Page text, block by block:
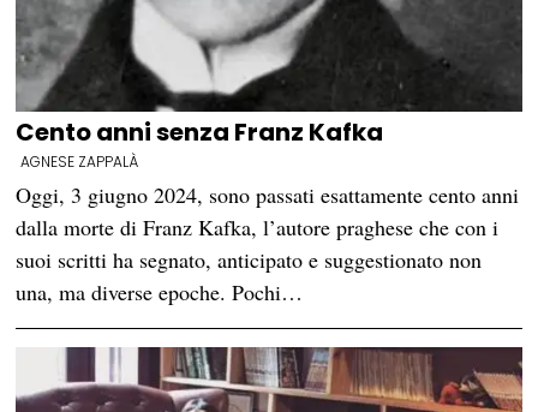
Cento anni senza Franz Kafka
AGNESE ZAPPALÀ
Oggi, 3 giugno 2024, sono passati esattamente cento anni
dalla morte di Franz Kafka, l’autore praghese che con i
suoi scritti ha segnato, anticipato e suggestionato non
una, ma diverse epoche. Pochi…